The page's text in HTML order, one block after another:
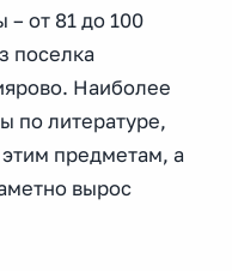
– от 81 до 100
поселка
Наиболее
по литературе,
предметам, а
вырос